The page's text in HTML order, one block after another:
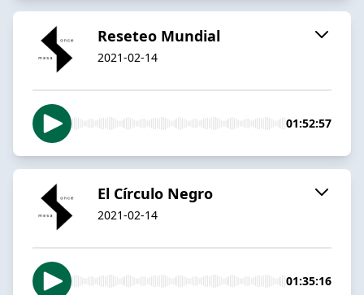
Reseteo Mundial
2021-02-14
01:52:57
El Círculo Negro
2021-02-14
01:35:16